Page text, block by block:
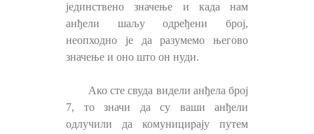
јединствено значење и када нам
анђели шаљу одређени број,
неопходно је да разумемо његово
значење и оно што он нуди.
Ако сте свуда видели анђела број
7, то значи да су ваши анђели
одлучили да комуницирају путем